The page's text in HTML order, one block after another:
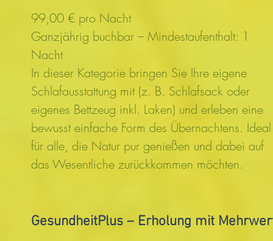
99,00 € pro Nacht
Ganzjährig buchbar – Mindestaufenthalt: 1
Nacht
In dieser Kategorie bringen Sie Ihre eigene
Schlafausstattung mit (z. B. Schlafsack oder
eigenes Bettzeug inkl. Laken) und erleben eine
bewusst einfache Form des Übernachtens. Ideal
für alle, die Natur pur genießen und dabei auf
das Wesentliche zurückkommen möchten.
GesundheitPlus – Erholung mit